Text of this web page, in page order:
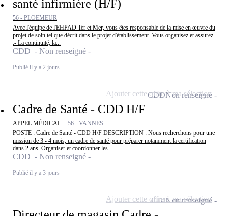
santé infirmière (H/F)
56 - PLOEMEUR
Avec l'équipe de l'EHPAD Ter et Mer, vous êtes responsable de la mise en œuvre du
projet de soin tel que décrit dans le projet d'établissement. Vous organisez et assurez
:- La continuité, la...
CDD - Non renseigné
Publié il y a 2 jours
Cadre de Santé - CDD H/F
APPEL MÉDICAL - 56 - VANNES
POSTE : Cadre de Santé - CDD H/F DESCRIPTION : Nous recherchons pour une
mission de 3 - 4 mois, un cadre de santé pour préparer notamment la certification
dans 2 ans. Organiser et coordonner les...
CDD - Non renseigné
Publié il y a 3 jours
CDDNon renseigné
Ajouter cette offre à ma sélection
CDINon renseigné
Ajouter cette offre à ma sélection